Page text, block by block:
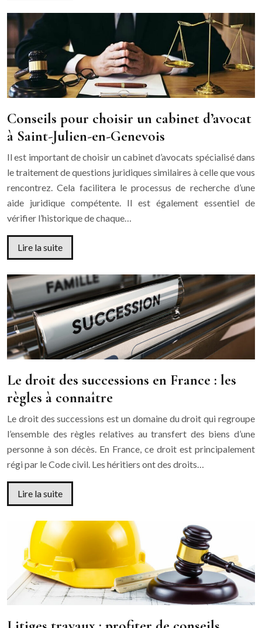
Conseils pour choisir un cabinet d’avocat
à Saint-Julien-en-Genevois
Il est important de choisir un cabinet d’avocats spécialisé dans
le traitement de questions juridiques similaires à celle que vous
rencontrez. Cela facilitera le processus de recherche d’une
aide juridique compétente. Il est également essentiel de
vérifier l’historique de chaque…
Lire la suite
Le droit des successions en France : les
règles à connaître
Le droit des successions est un domaine du droit qui regroupe
l’ensemble des règles relatives au transfert des biens d’une
personne à son décès. En France, ce droit est principalement
régi par le Code civil. Les héritiers ont des droits…
Lire la suite